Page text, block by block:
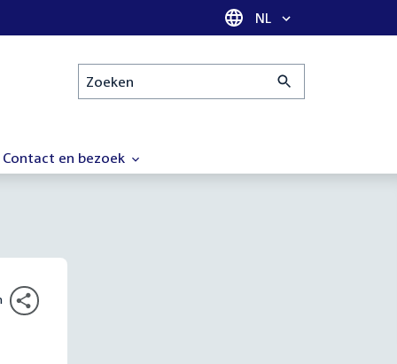
Taal selectie
NL
Zoeken
Contact en bezoek